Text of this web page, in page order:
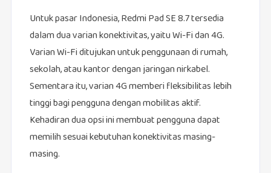
Untuk pasar Indonesia, Redmi Pad SE 8.7 tersedia
dalam dua varian konektivitas, yaitu Wi-Fi dan 4G.
Varian Wi-Fi ditujukan untuk penggunaan di rumah,
sekolah, atau kantor dengan jaringan nirkabel.
Sementara itu, varian 4G memberi fleksibilitas lebih
tinggi bagi pengguna dengan mobilitas aktif.
Kehadiran dua opsi ini membuat pengguna dapat
memilih sesuai kebutuhan konektivitas masing-
masing.